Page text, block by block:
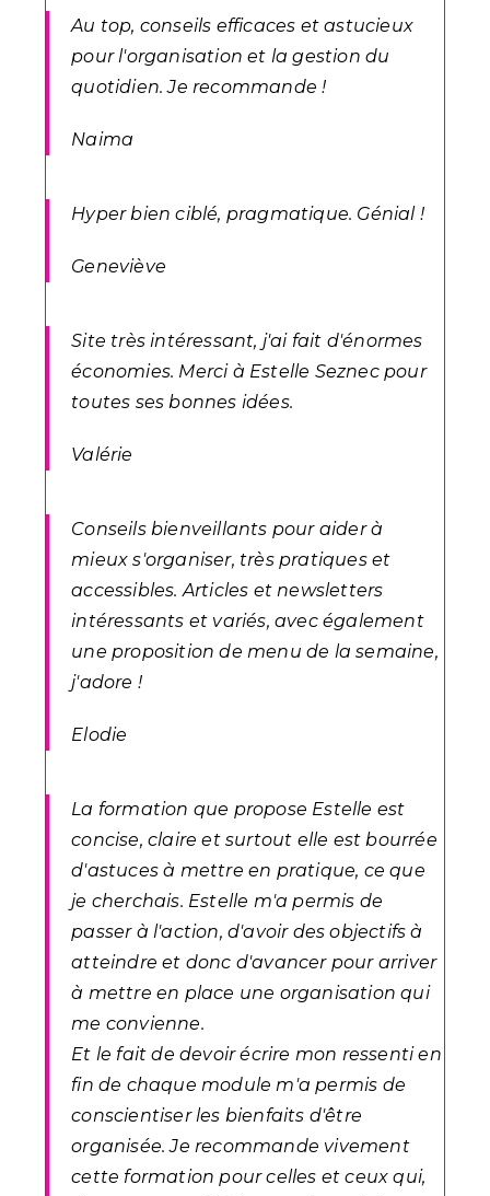
Au top, conseils efficaces et astucieux
pour l'organisation et la gestion du
quotidien.Je recommande !
Naima
Hyper bien ciblé, pragmatique. Génial !
Geneviève
Site très intéressant, j'ai fait d'énormes
économies. Merci à Estelle Seznec pour
toutes ses bonnes idées.
Valérie
Conseils bienveillants pour aider à
mieux s'organiser, très pratiques et
accessibles. Articles et newsletters
intéressants et variés, avec également
une proposition de menu de la semaine,
j'adore !
Elodie
La formation que propose Estelle est
concise, claire et surtout elle est bourrée
d'astuces à mettre en pratique, ce que
je cherchais. Estelle m'a permis de
passer à l'action, d'avoir des objectifs à
atteindre et donc d'avancer pour arriver
à mettre en place une organisation qui
me convienne.
Et le fait de devoir écrire mon ressenti en
fin de chaque module m'a permis de
conscientiser les bienfaits d'être
organisée. Je recommande vivement
cette formation pour celles et ceux qui,